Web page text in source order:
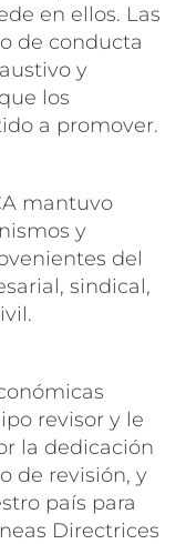
en ellos. Las
de conducta
y
los
a promover.
mantuvo
y
del
sindical,
revisor y le
la dedicación
de revisión, y
país para
Directrices